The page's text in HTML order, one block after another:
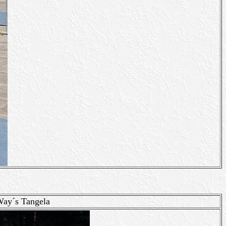
Tangela